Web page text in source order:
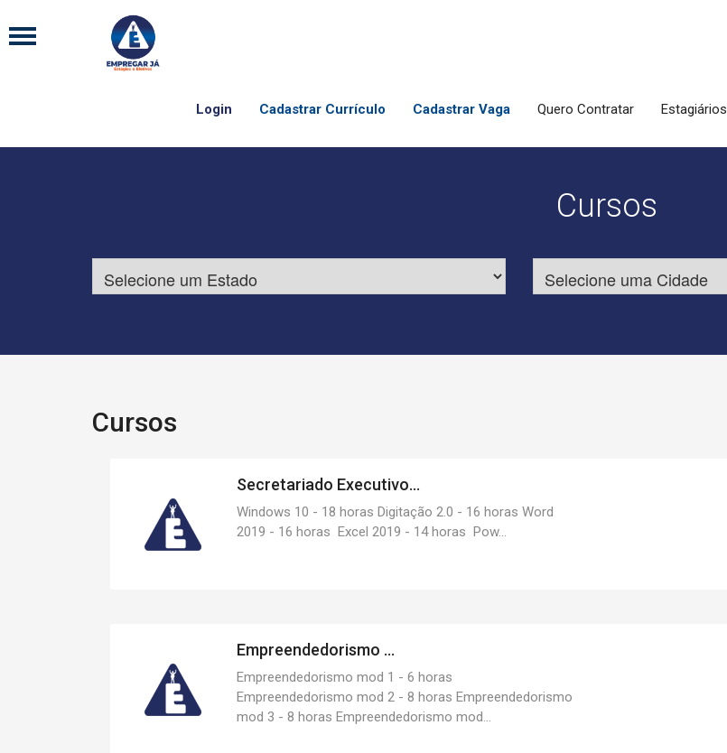
Login Cadastrar Currículo Cadastrar Vaga Quero Contratar Estagiários
Cursos
Cursos
Secretariado Executivo...
Windows 10 - 18 horas Digitação 2.0 - 16 horas Word
2019 - 16 horas Excel 2019 - 14 horas Pow...
Empreendedorismo ...
Empreendedorismo mod 1 - 6 horas
Empreendedorismo mod 2 - 8 horas Empreendedorismo
mod 3 - 8 horas Empreendedorismo mod...